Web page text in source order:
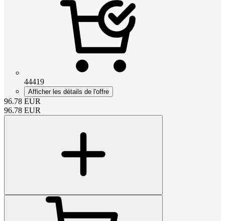
44419
Afficher les détails de l'offre
96.78 EUR
96.78 EUR